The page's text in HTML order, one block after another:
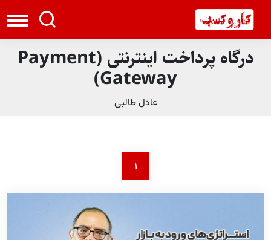
درگاه پرداخت اینترنتی (Payment
Gateway)
عادل طالبی
1